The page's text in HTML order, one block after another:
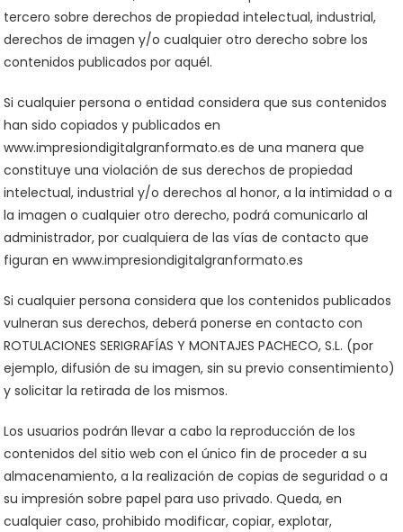
tercero sobre derechos de propiedad intelectual, industrial,
derechos de imagen y/o cualquier otro derecho sobre los
contenidos publicados por aquél.
Si cualquier persona o entidad considera que sus contenidos
han sido copiados y publicados en
www.impresiondigitalgranformato.es de una manera que
constituye una violación de sus derechos de propiedad
intelectual, industrial y/o derechos al honor, a la intimidad o a
la imagen o cualquier otro derecho, podrá comunicarlo al
administrador, por cualquiera de las vías de contacto que
figuran en www.impresiondigitalgranformato.es
Si cualquier persona considera que los contenidos publicados
vulneran sus derechos, deberá ponerse en contacto con
ROTULACIONES SERIGRAFÍAS Y MONTAJES PACHECO, S.L. (por
ejemplo, difusión de su imagen, sin su previo consentimiento)
y solicitar la retirada de los mismos.
Los usuarios podrán llevar a cabo la reproducción de los
contenidos del sitio web con el único fin de proceder a su
almacenamiento, a la realización de copias de seguridad o a
su impresión sobre papel para uso privado. Queda, en
cualquier caso, prohibido modificar, copiar, explotar,